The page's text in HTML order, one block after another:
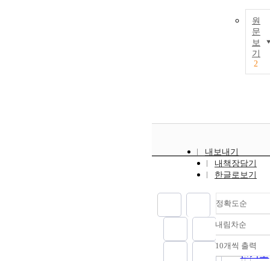
원
문
보
기
2
내보내기
내책장담기
한글로보기
정확도순
정확도
순
인기도
내림차순
내림
10개씩 출력